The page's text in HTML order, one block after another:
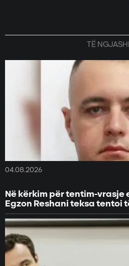
TË
04.08.2026
Në kërkim për tentim-
Egzon Reshani teksa tentoi